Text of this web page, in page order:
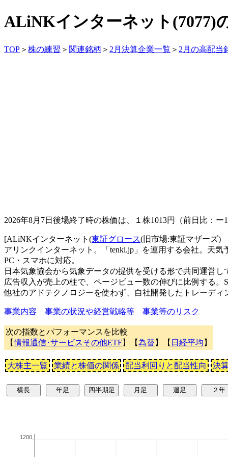
ALiNKインターネット(7077)
TOP ＞ 株の練習 ＞ 関連銘柄 ＞ 2月決算企業一覧 ＞ 2月の高配当
2026年8月7日後場終了時の株価は、１株1013円（前日比： ー1
[ALiNKインターネット(東証グロース(旧市場:東証マザーズ)
アリンクインターネット。「tenki.jp」を運用する会社。天
PC・スマホに対応。
日本気象協会から気象データの提供を受ける形で共同運営し
広告収入が売上の柱で、ページビュー数の伸びに比例する
他社のアドテクノロジーを使わず、自社開発したトレーデ
事業内容 事業の状況や経営戦略等 事業等のリスク
次の指数とパフォーマンスを比較
【情報通信･サービスその他ETF】【為替】【 日経平均 】
大株主一覧 業績と株価の関係 配当利回りと配当性向 決